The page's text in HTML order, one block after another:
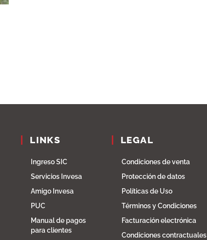
LINKS
Ingreso SIC
Servicios Invesa
Amigo Invesa
PUC
Manual de pagos
para clientes
LEGAL
Condiciones de venta
Protección de datos
Políticas de Uso
Términos y Condiciones
Facturación electrónica
Condiciones contractuales